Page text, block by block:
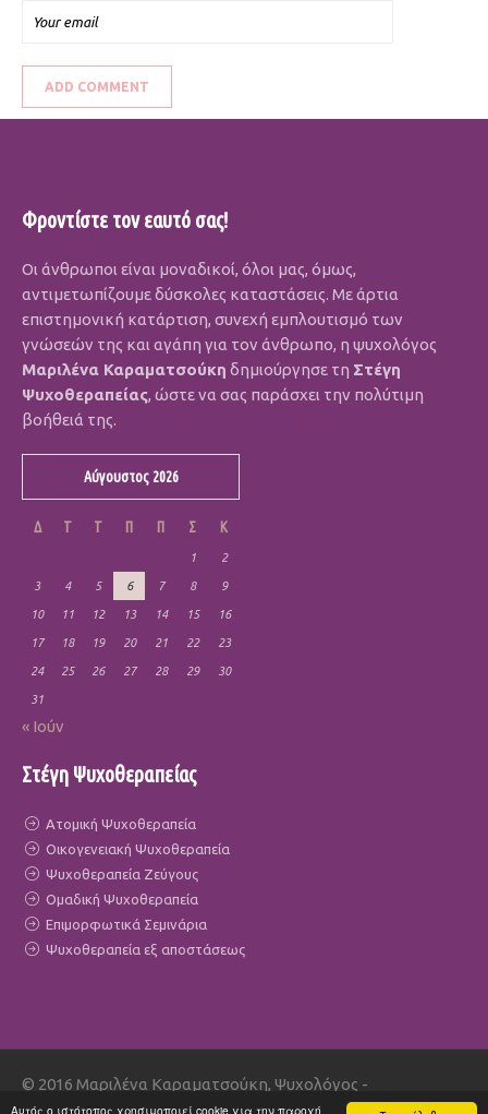
Αυτός ο ιστότοπος χρησιμοποιεί cookie για την παροχή
Φροντίστε τον εαυτό σας!
Οι άνθρωποι είναι μοναδικοί, όλοι μας, όμως,
αντιμετωπίζουμε δύσκολες καταστάσεις. Με άρτια
επιστημονική κατάρτιση, συνεχή εμπλουτισμό των
γνώσεών της και αγάπη για τον άνθρωπο, η ψυχολόγος
Μαριλένα Καραματσούκη δημιούργησε τη Στέγη
Ψυχοθεραπείας, ώστε να σας παράσχει την πολύτιμη
βοήθειά της.
Αύγουστος 2026
Δ Τ Τ Π Π Σ Κ
1 2
3 4 5 6 7 8 9
10 11 12 13 14 15 16
17 18 19 20 21 22 23
24 25 26 27 28 29 30
31
« Ιούν
Στέγη Ψυχοθεραπείας
Ατομική Ψυχοθεραπεία
Οικογενειακή Ψυχοθεραπεία
Ψυχοθεραπεία Ζεύγους
Ομαδική Ψυχοθεραπεία
Επιμορφωτικά Σεμινάρια
Ψυχοθεραπεία εξ αποστάσεως
© 2016 Μαριλένα Καραματσούκη, Ψυχολόγος -
Οικογενειακή θεραπεύτρια - All Rights Reserved | Power by